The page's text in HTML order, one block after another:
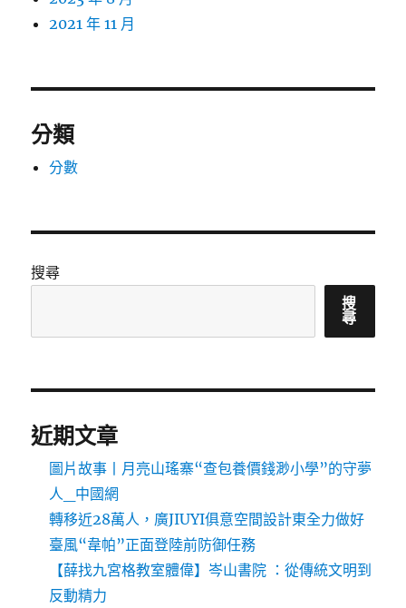
2021 年 11 月
分類
分數
搜尋
搜
尋
近期文章
圖片故事丨月亮山瑤寨“查包養價錢渺小學”的守夢
人_中國網
轉移近28萬人，廣JIUYI俱意空間設計東全力做好
臺風“韋帕”正面登陸前防御任務
【薛找九宮格教室體偉】岑山書院 ：從傳統文明到
反動精力